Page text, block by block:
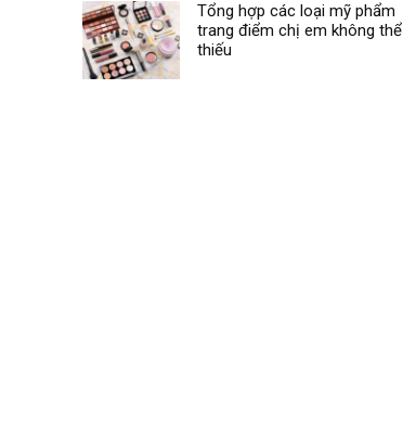
Tổng hợp các loại mỹ phẩm
trang điểm chị em không thể
thiếu